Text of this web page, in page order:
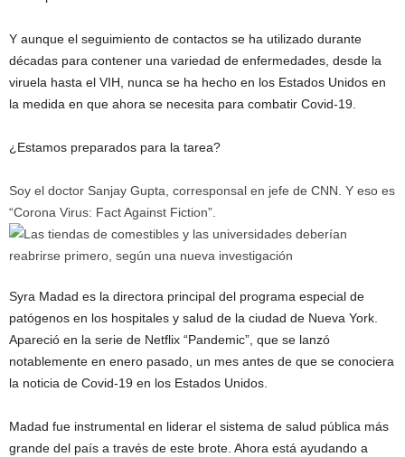
Y aunque el seguimiento de contactos se ha utilizado durante
décadas para contener una variedad de enfermedades, desde la
viruela hasta el VIH, nunca se ha hecho en los Estados Unidos en
la medida en que ahora se necesita para combatir Covid-19.
¿Estamos preparados para la tarea?
Soy el doctor Sanjay Gupta, corresponsal en jefe de CNN. Y eso es
“Corona Virus: Fact Against Fiction”.
Syra Madad es la directora principal del programa especial de
patógenos en los hospitales y salud de la ciudad de Nueva York.
Apareció en la serie de Netflix “Pandemic”, que se lanzó
notablemente en enero pasado, un mes antes de que se conociera
la noticia de Covid-19 en los Estados Unidos.
Madad fue instrumental en liderar el sistema de salud pública más
grande del país a través de este brote. Ahora está ayudando a